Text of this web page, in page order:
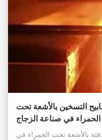
التسخين بالأشعة تحت
الحمراء في صناعة الزجاج
بالأشعة تحت الحمراء في